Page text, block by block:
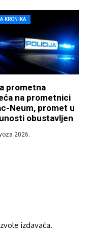
KRONIKA
prometna
na prometnici
Neum, promet u
obustavljen
2026.
izdavača.